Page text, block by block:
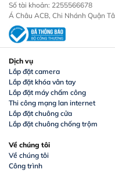
Về chúng tôi
Về chúng tôi
Công trình
Dịch vụ
Lắp đặt camera
Lắp đặt khóa vân tay
Lắp đặt máy chấm công
Thi công mạng lan internet
Lắp đặt chuông cửa
Lắp đặt chuông chống trộm
Số tài khoản: 2255566678
Á Châu ACB, Chi Nhánh Quận